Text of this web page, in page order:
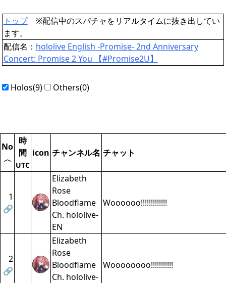
トップ※配信中のスパチャをリアルタイムに抜き出してい
ます。
配信名： hololive English -Promise- 2nd Anniversary
Concert: Promise 2 You 【#Promise2U】
Holos(9) Others(0)
No
〈
時
間
UTC
icon チャンネル名 チャット
1
🔗
Elizabeth
Rose
Bloodflame
Ch. hololive-
EN
Woooooo!!!!!!!!!!!!!
2
🔗
Elizabeth
Rose
Bloodflame
Ch. hololive-
Woooooooo!!!!!!!!!!!